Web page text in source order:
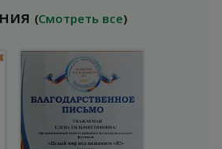
(Смотреть все)